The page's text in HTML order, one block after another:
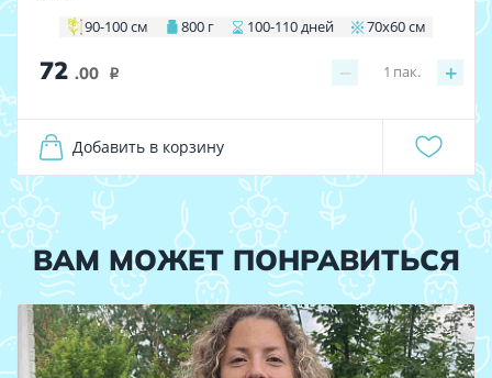
90-100 см 800 г 100-110 дней 70х60 см
72 .00 i − +
1 пак.
Добавить в корзину
ВАМ МОЖЕТ ПОНРАВИТЬСЯ